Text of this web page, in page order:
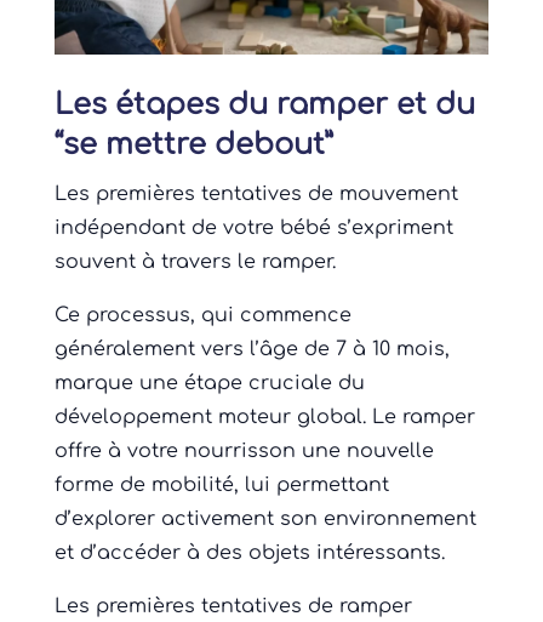
Les étapes du ramper et du
“se mettre debout”
Les premières tentatives de mouvement
indépendant de votre bébé s’expriment
souvent à travers le ramper.
Ce processus, qui commence
généralement vers l’âge de 7 à 10 mois,
marque une étape cruciale du
développement moteur global. Le ramper
offre à votre nourrisson une nouvelle
forme de mobilité, lui permettant
d’explorer activement son environnement
et d’accéder à des objets intéressants.
Les premières tentatives de ramper